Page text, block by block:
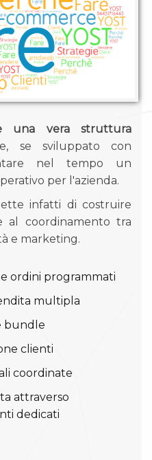
una vera struttura
se sviluppato con
nel tempo un
per l'azienda.
infatti di costruire
al coordinamento tra
e marketing.
ordini programmati
multipla
bundle
clienti
coordinate
attraverso
dedicati